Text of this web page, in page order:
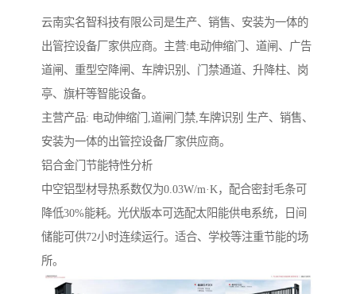
云南实名智科技有限公司是生产、销售、安装为一体的
出管控设备厂家供应商。主营:电动伸缩门、道闸、广告
道闸、重型空降闸、车牌识别、门禁通道、升降柱、岗
亭、旗杆等智能设备。
主营产品: 电动伸缩门,道闸门禁,车牌识别 生产、销售、
安装为一体的出管控设备厂家供应商。
铝合金门节能特性分析‌
中空铝型材导热系数仅为0.03W/m·K，配合密封毛条可
降低30%能耗。光伏版本可选配太阳能供电系统，日间
储能可供72小时连续运行。适合、学校等注重节能的场
所。